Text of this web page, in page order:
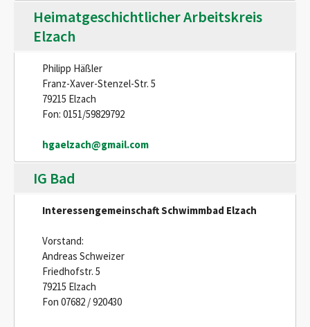
Heimatgeschichtlicher Arbeitskreis
Elzach
Philipp Häßler
Franz-Xaver-Stenzel-Str. 5
79215 Elzach
Fon: 0151/59829792
hgaelzach@gmail.com
IG Bad
Interessengemeinschaft Schwimmbad Elzach
Vorstand:
Andreas Schweizer
Friedhofstr. 5
79215 Elzach
Fon 07682 / 920430